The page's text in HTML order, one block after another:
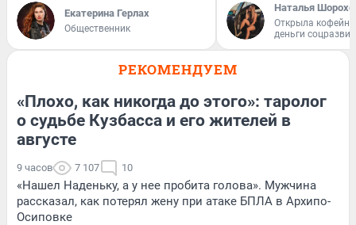
Екатерина Герлах
Общественник
Наталья
Открыла
деньги
РЕКОМЕНДУЕМ
«Плохо, как никогда до этого»: таролог
о судьбе Кузбасса и его жителей в
августе
9 часов 7 107 10
«Нашел Наденьку, а у нее пробита голова». Мужчина
рассказал, как потерял жену при атаке БПЛА в Архипо-
Осиповке